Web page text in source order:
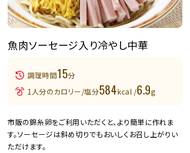
魚肉ソーセージ入り冷やし中華
調理時間15分
1人分のカロリー/塩分584kcal /6.9g
市販の錦糸卵をご利用いただくと、より簡単に作れま
す。ソーセージは斜め切りでもおいしくお召し上がりい
ただけます。